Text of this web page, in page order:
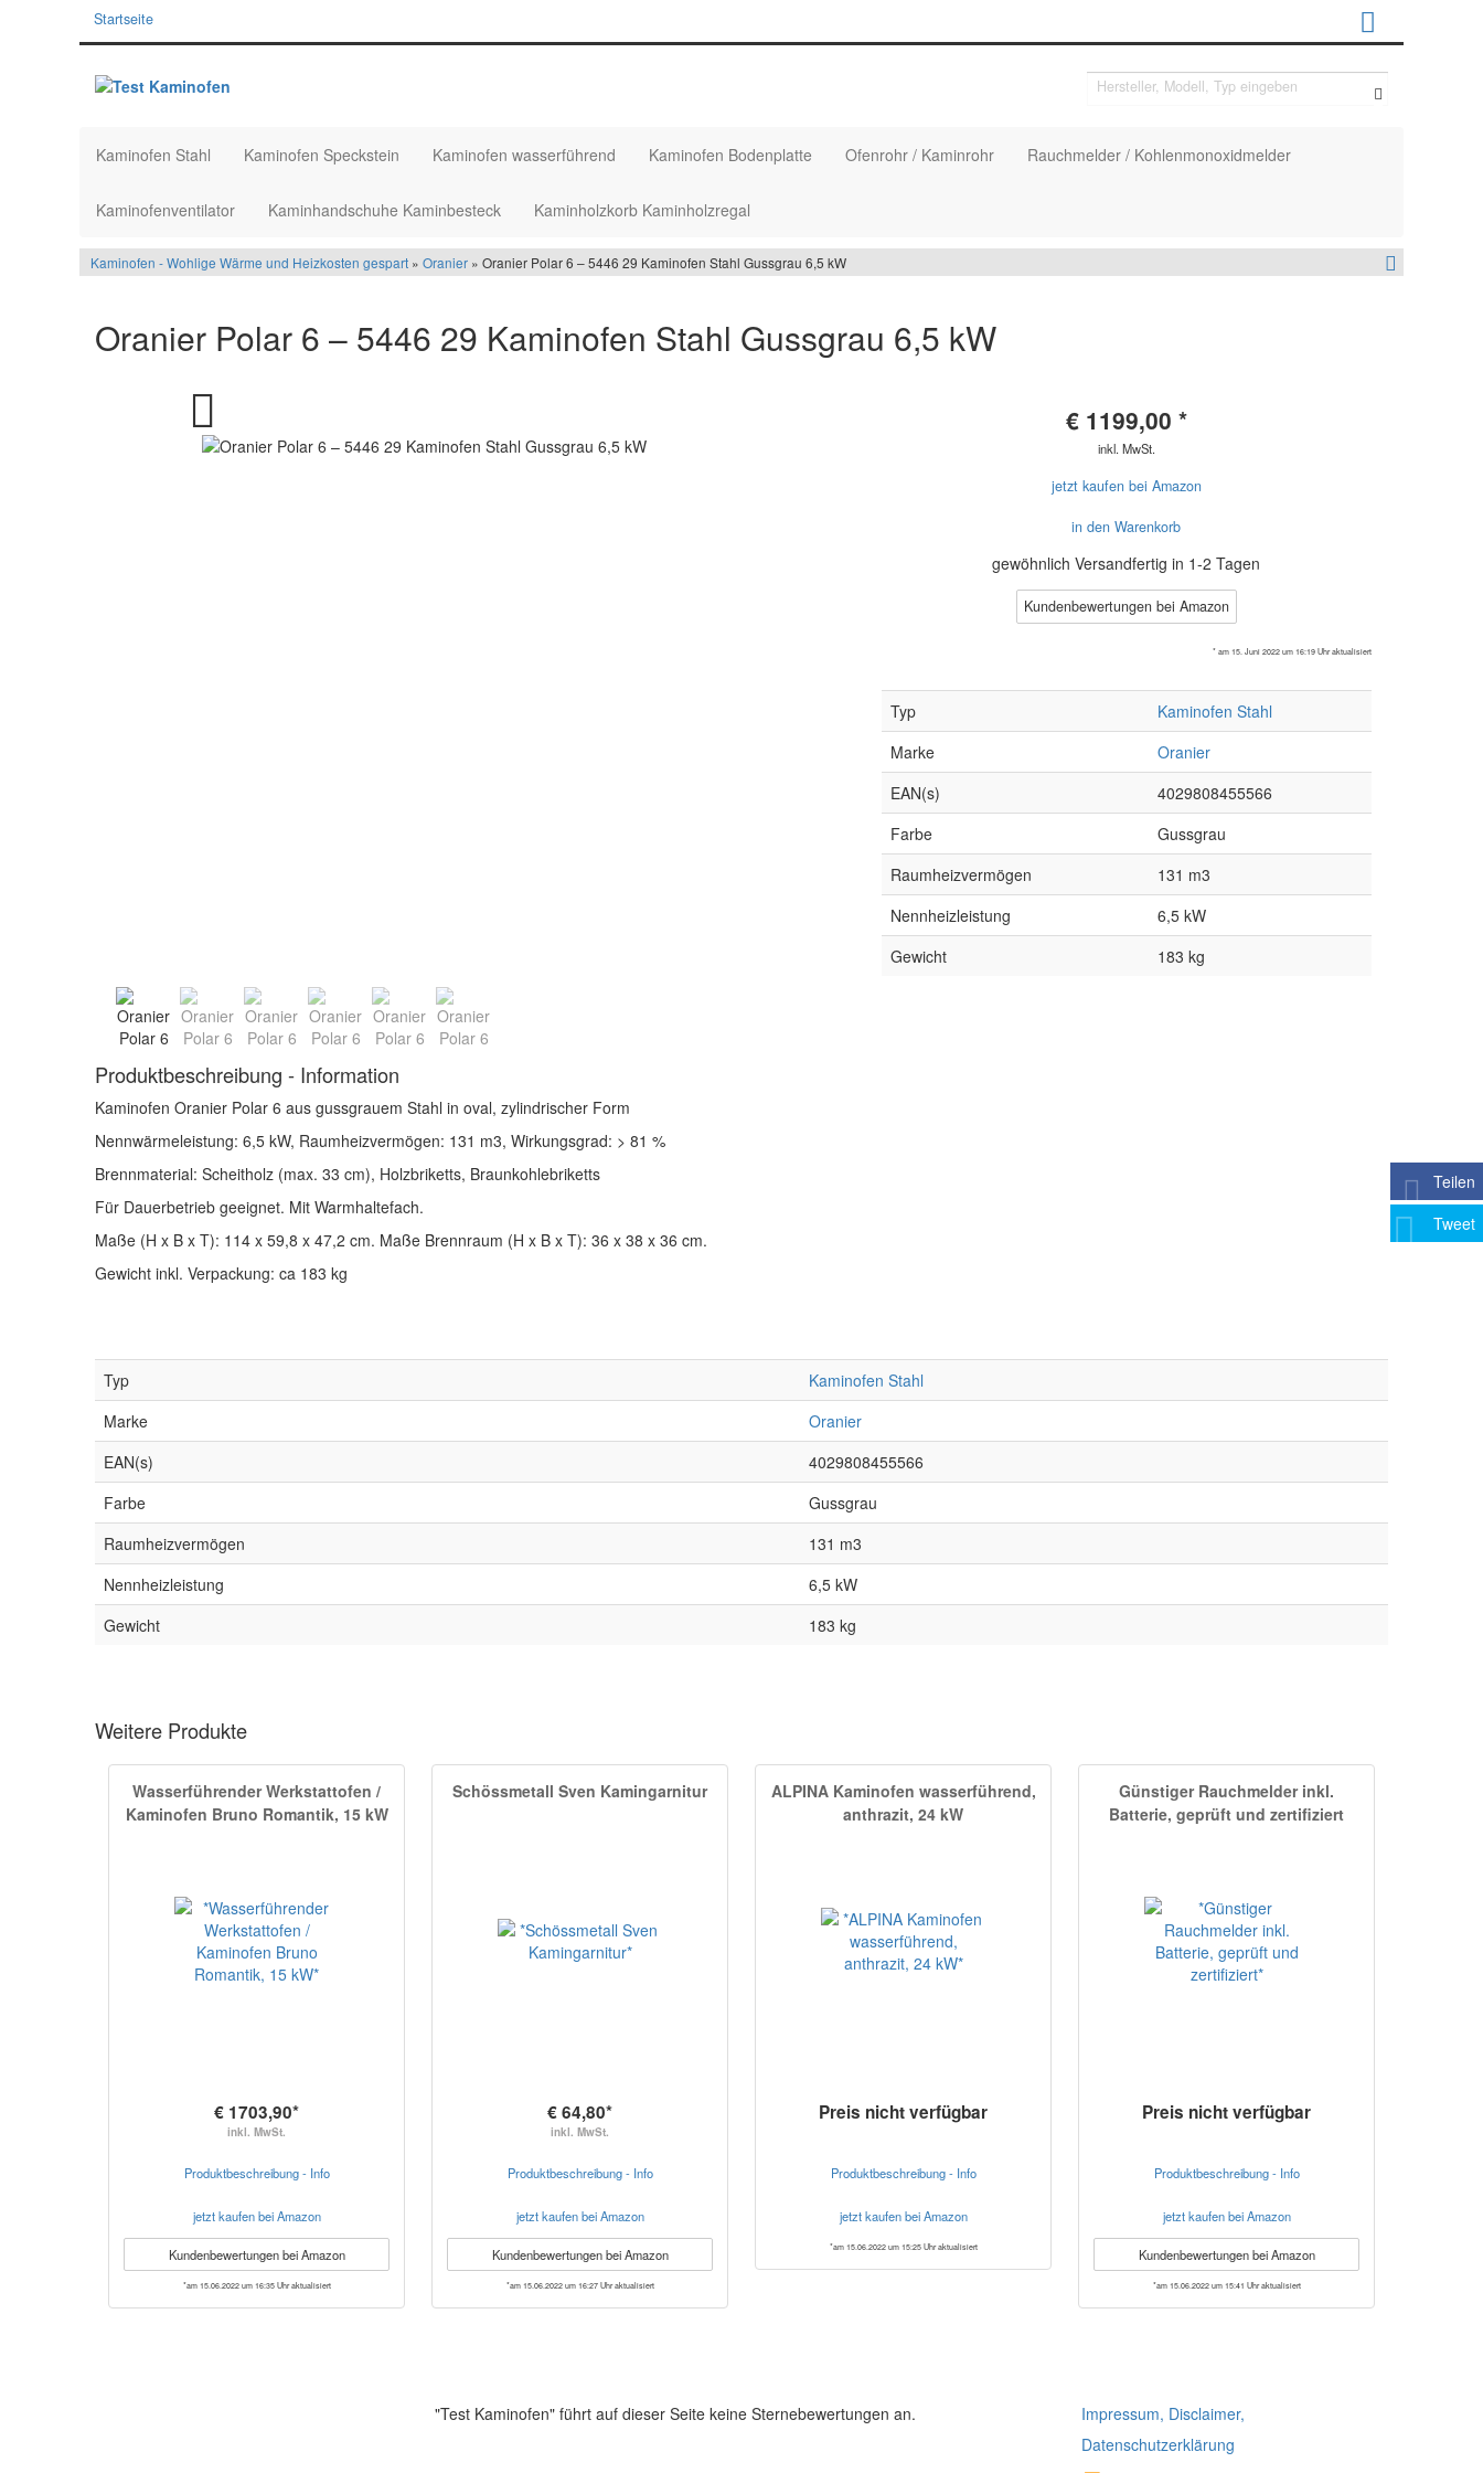
Startseite
Kaminofen Stahl Kaminofen Speckstein Kaminofen wasserführend Kaminofen Bodenplatte Ofenrohr / Kaminrohr Rauchmelder / Kohlenmonoxidmelder
Kaminofenventilator Kaminhandschuhe Kaminbesteck Kaminholzkorb Kaminholzregal
Kaminofen - Wohlige Wärme und Heizkosten gespart » Oranier » Oranier Polar 6 – 5446 29 Kaminofen Stahl Gussgrau 6,5 kW
Teilen
Tweet
Oranier Polar 6 – 5446 29 Kaminofen Stahl Gussgrau 6,5 kW
€1199,00 *
inkl. MwSt.
jetzt kaufen bei Amazon
in den Warenkorb
gewöhnlich Versandfertig in 1-2 Tagen
Kundenbewertungen bei Amazon
* am 15. Juni 2022 um 16:19 Uhr aktualisiert
Typ
Kaminofen Stahl
Marke
Oranier
EAN(s)
4029808455566
Farbe
Gussgrau
Raumheizvermögen
131 m3
Nennheizleistung
6,5 kW
Gewicht
183 kg
Produktbeschreibung - Information
Kaminofen Oranier Polar 6 aus gussgrauem Stahl in oval, zylindrischer Form
Nennwärmeleistung: 6,5 kW, Raumheizvermögen: 131 m3, Wirkungsgrad: > 81 %
Brennmaterial: Scheitholz (max. 33 cm), Holzbriketts, Braunkohlebriketts
Für Dauerbetrieb geeignet. Mit Warmhaltefach.
Maße (H x B x T): 114 x 59,8 x 47,2 cm. Maße Brennraum (H x B x T): 36 x 38 x 36 cm.
Gewicht inkl. Verpackung: ca 183 kg
Typ
Kaminofen Stahl
Marke
Oranier
EAN(s)
4029808455566
Farbe
Gussgrau
Raumheizvermögen
131 m3
Nennheizleistung
6,5 kW
Gewicht
183 kg
Weitere Produkte
Wasserführender Werkstattofen /
Kaminofen Bruno Romantik, 15 kW
€ 1703,90*
inkl. MwSt.
Produktbeschreibung - Info
jetzt kaufen bei Amazon
Kundenbewertungen bei Amazon
*am 15.06.2022 um 16:35 Uhr aktualisiert
Schössmetall Sven Kamingarnitur
€ 64,80*
inkl. MwSt.
Produktbeschreibung - Info
jetzt kaufen bei Amazon
Kundenbewertungen bei Amazon
*am 15.06.2022 um 16:27 Uhr aktualisiert
ALPINA Kaminofen wasserführend,
anthrazit, 24 kW
Preis nicht verfügbar
Produktbeschreibung - Info
jetzt kaufen bei Amazon
*am 15.06.2022 um 15:25 Uhr aktualisiert
Günstiger Rauchmelder inkl.
Batterie, geprüft und zertifiziert
Preis nicht verfügbar
Produktbeschreibung - Info
jetzt kaufen bei Amazon
Kundenbewertungen bei Amazon
*am 15.06.2022 um 15:41 Uhr aktualisiert
"Test Kaminofen" führt auf dieser Seite keine Sternebewertungen an.
Impressum, Disclaimer,
Datenschutzerklärung